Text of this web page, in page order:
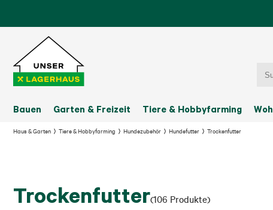
Bauen Garten & Freizeit Tiere & Hobbyfarming
Haus & Garten Tiere & Hobbyfarming Hundezubehör Hundefutter Trockenfutter
Trockenfutter(106 Produkte)